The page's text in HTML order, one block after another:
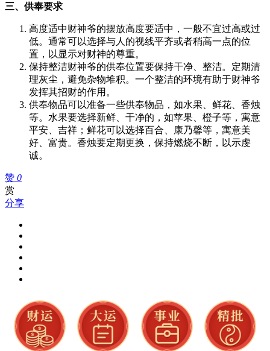
三、供奉要求
高度适中财神爷的摆放高度要适中，一般不宜过高或过
低。通常可以选择与人的视线平齐或者稍高一点的位
置，以显示对财神的尊重。
保持整洁财神爷的供奉位置要保持干净、整洁。定期清
理灰尘，避免杂物堆积。一个整洁的环境有助于财神爷
发挥其招财的作用。
供奉物品可以准备一些供奉物品，如水果、鲜花、香烛
等。水果要选择新鲜、干净的，如苹果、橙子等，寓意
平安、吉祥；鲜花可以选择百合、康乃馨等，寓意美
好、富贵。香烛要定期更换，保持燃烧不断，以示虔
诚。
赞 0
赏
分享